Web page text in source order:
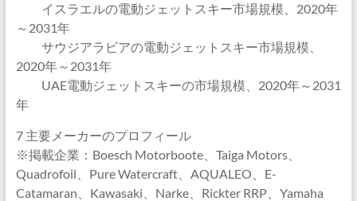
イスラエルの電動ジェットスキー市場規模、2020年
～2031年
サウジアラビアの電動ジェットスキー市場規模、
2020年～2031年
UAE電動ジェットスキーの市場規模、2020年～2031
年
7 主要メーカーのプロフィール
※掲載企業：Boesch Motorboote、Taiga Motors、
Quadrofoil、Pure Watercraft、AQUALEO、E-
Catamaran、Kawasaki、Narke、Rickter RRP、Yamaha